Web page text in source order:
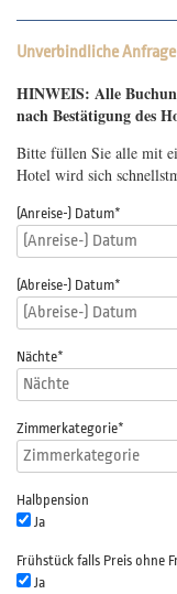
Unverbindliche Anfrage
HINWEIS: Alle
nach Bestätigung des
Bitte füllen Sie alle mit
Hotel wird sich
(Anreise-) Datum*
(Abreise-) Datum*
Nächte*
Zimmerkategorie*
Halbpension
Ja
Frühstück falls Preis ohne
Ja